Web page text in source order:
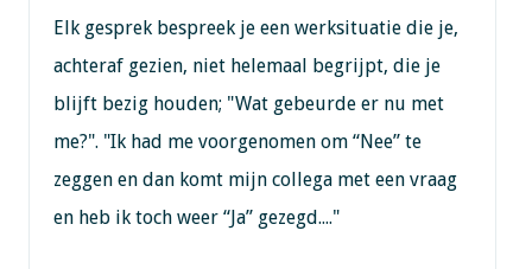
Elk gesprek bespreek je een werksituatie die je,
achteraf gezien, niet helemaal begrijpt, die je
blijft bezig houden; "Wat gebeurde er nu met
me?". "Ik had me voorgenomen om “Nee” te
zeggen en dan komt mijn collega met een vraag
en heb ik toch weer “Ja” gezegd...."